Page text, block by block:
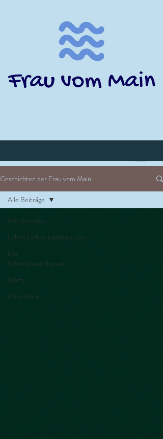
Geschichten der Frau vom Main
Alle Beiträge
Leben.Lieben.Lachen.Lesen.
Die
Schreibfreundinnen.
Kram.
Mein Main.
Alle Beiträge